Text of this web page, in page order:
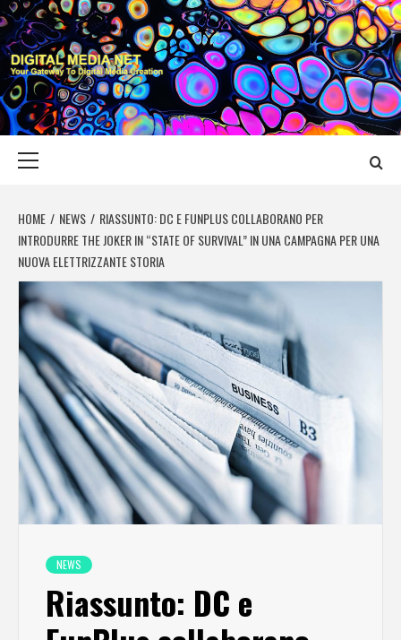
Skip
to
content
DIGITAL MEDIA
YOUR GATEWAY TO DIGITAL MEDIA CREATION
HOME NEWS
RIASSUNTO: DC E FUNPLUS COLLABORANO PER
INTRODURRE THE JOKER IN “STATE OF SURVIVAL” IN UNA CAMPAGNA PER UNA
NUOVA ELETTRIZZANTE STORIA
NEWS
Riassunto: DC e